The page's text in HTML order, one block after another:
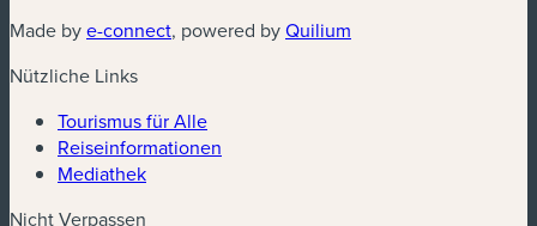
Made bye-connect(neues Fenster)
, powered byQuilium
Nützliche Links
Tourismus für Alle
Reiseinformationen
Mediathek
Nicht Verpassen